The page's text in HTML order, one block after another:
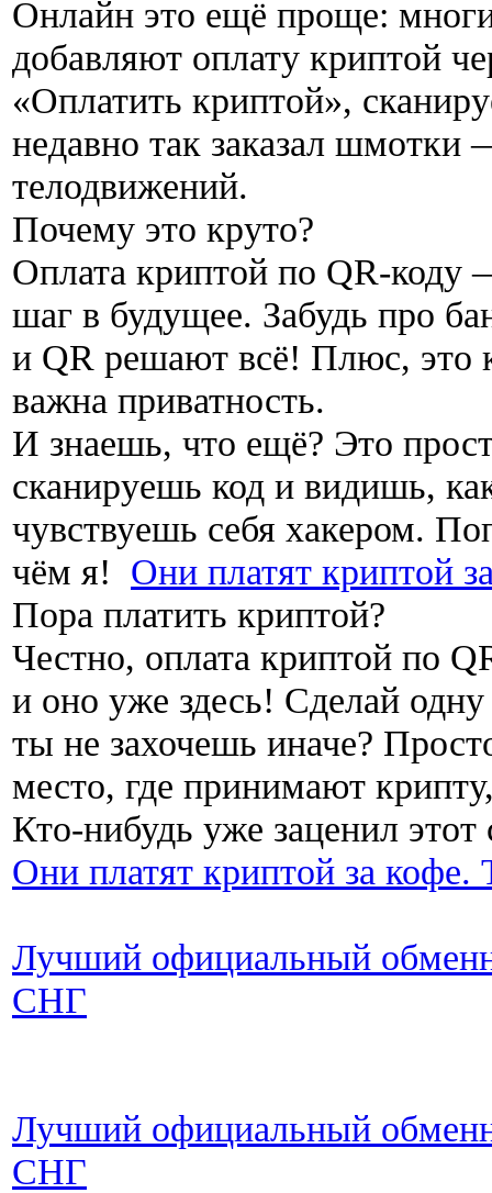
Онлайн это ещё проще:
добавляют оплату криптой
«Оплатить криптой»,
недавно так заказал
телодвижений.
Почему это круто?
Оплата криптой по QR-коду
шаг в будущее. Забудь про
и QR решают всё! Плюс, это
важна приватность.
И знаешь, что ещё? Это
сканируешь код и видишь,
чувствуешь себя хакером.
чём я! Они платят криптой
Пора платить криптой?
Честно, оплата криптой по
и оно уже здесь! Сделай
ты не захочешь иначе?
место, где принимают
Кто-нибудь уже заценил
Они платят криптой за
Лучший официальный
СНГ
Лучший официальный
СНГ